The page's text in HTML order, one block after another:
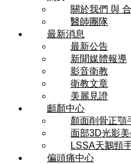
關於我們 與
醫師團隊
最新消息
最新公告
新聞媒體報導
影音衛教
衛教文章
美麗見證
顱顏中心
顏面削骨正顎
面部3D光影
LSSA天鵝頸
偏頭痛中心